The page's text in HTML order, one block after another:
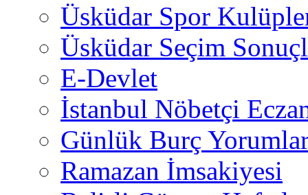
Üsküdar Spor
Üsküdar Seçim
E-Devlet
İstanbul Nöbetçi
Günlük Burç
Ramazan İmsakiyesi